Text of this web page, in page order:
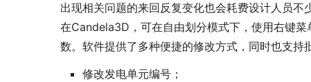
出现相关问题的来回反复变化也会耗费设计人员不
在Candela3D，可在自由划分模式下，使用右键
数。软件提供了多种便捷的修改方式，同时也支持
修改发电单元编号；